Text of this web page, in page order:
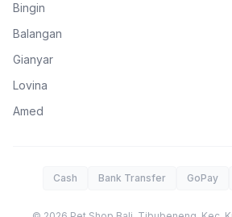
Bingin
Balangan
Gianyar
Lovina
Amed
Cash Bank Transfer GoPay